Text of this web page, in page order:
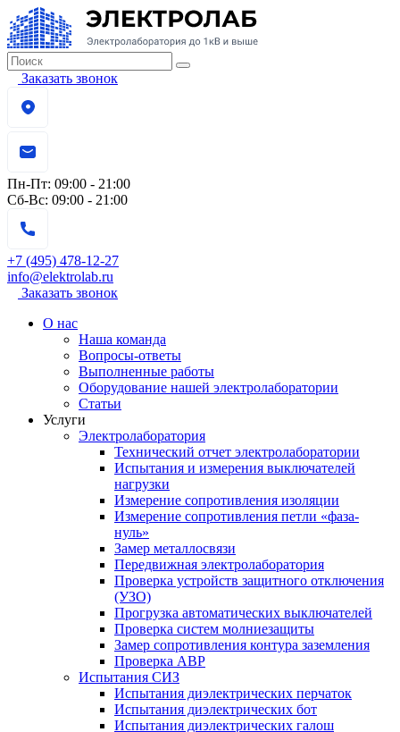
Заказать звонок
Пн-Пт: 09:00 - 21:00
Сб-Вс: 09:00 - 21:00
+7 (495) 478-12-27
info@elektrolab.ru
Заказать звонок
О нас
Наша команда
Вопросы-ответы
Выполненные работы
Оборудование нашей электролаборатории
Статьи
Услуги
Электролаборатория
Технический отчет электролаборатории
Испытания и измерения выключателей
нагрузки
Измерение сопротивления изоляции
Измерение сопротивления петли «фаза-
нуль»
Замер металлосвязи
Передвижная электролаборатория
Проверка устройств защитного отключения
(УЗО)
Прогрузка автоматических выключателей
Проверка систем молниезащиты
Замер сопротивления контура заземления
Проверка АВР
Испытания СИЗ
Испытания диэлектрических перчаток
Испытания диэлектрических бот
Испытания диэлектрических галош